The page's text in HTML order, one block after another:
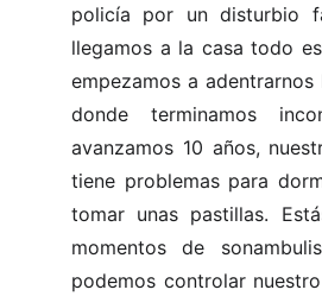
policía por un disturbio
llegamos a la casa todo
empezamos a
donde terminamos
avanzamos 10 años,
tiene problemas para
tomar unas pastillas.
momentos de
podemos controlar